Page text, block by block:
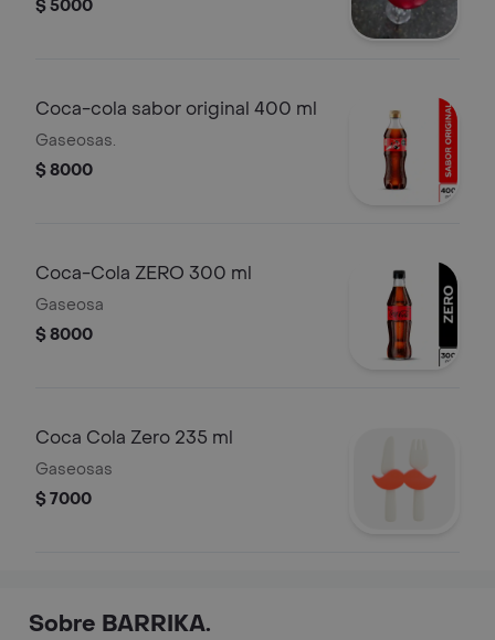
$ 5000
Coca-cola sabor original 400 ml
Gaseosas.
$ 8000
Coca-Cola ZERO 300 ml
Gaseosa
$ 8000
Coca Cola Zero 235 ml
Gaseosas
$ 7000
Sobre BARRIKA.